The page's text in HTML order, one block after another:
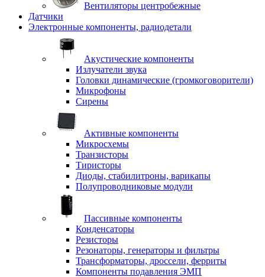
Вентиляторы центробежные
Датчики
Электронные компоненты, радиодетали
Акустические компоненты
Излучатели звука
Головки динамические (громкоговорители)
Микрофоны
Сирены
Активные компоненты
Микросхемы
Транзисторы
Тиристоры
Диоды, стабилитроны, варикапы
Полупроводниковые модули
Пассивные компоненты
Конденсаторы
Резисторы
Резонаторы, генераторы и фильтры
Трансформаторы, дроссели, ферриты
Компоненты подавления ЭМП